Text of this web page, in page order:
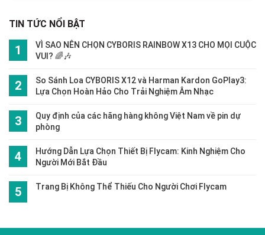
TIN TỨC NỔI BẬT
VÌ SAO NÊN CHỌN CYBORIS RAINBOW X13 CHO MỌI CUỘC
VUI? 🌈🎶
So Sánh Loa CYBORIS X12 và Harman Kardon GoPlay3:
Lựa Chọn Hoàn Hảo Cho Trải Nghiệm Âm Nhạc
Quy định của các hãng hàng không Việt Nam về pin dự
phòng
Hướng Dẫn Lựa Chọn Thiết Bị Flycam: Kinh Nghiệm Cho
Người Mới Bắt Đầu
Trang Bị Không Thể Thiếu Cho Người Chơi Flycam